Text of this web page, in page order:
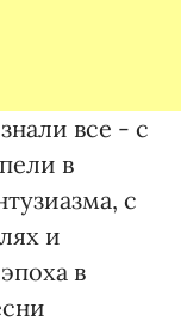
все - с
в
с
и
в